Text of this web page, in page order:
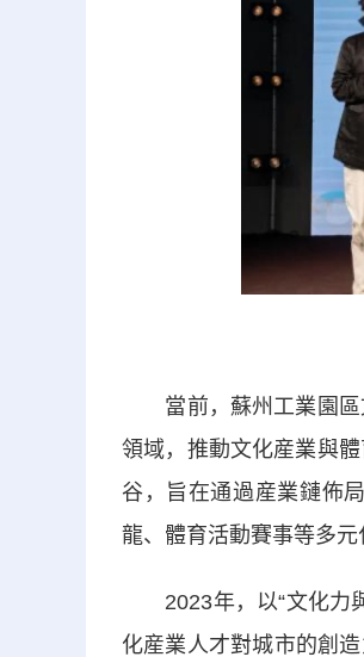
當前，蘇州工業園區
領域，推動文化産業與
谷，旨在通過産業鏈佈
龍、體育活動賽事等多元
2023年，以“文化力與
化産業人才對城市的創